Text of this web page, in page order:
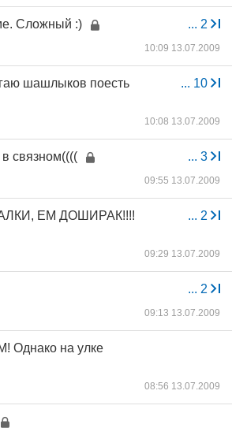
... 2
Сложный :)
10:09 13.07.2009
... 10
шашлыков поесть
10:08 13.07.2009
... 3
связном((((
09:55 13.07.2009
... 2
ЕМ ДОШИРАК!!!!
09:29 13.07.2009
... 2
09:13 13.07.2009
на улке
08:56 13.07.2009